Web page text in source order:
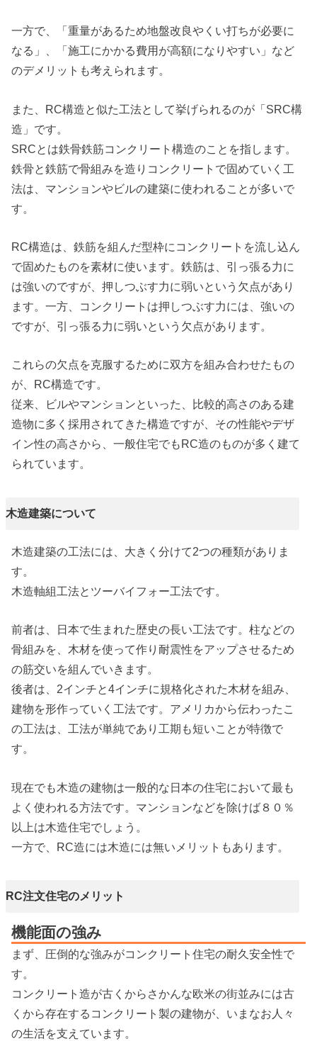
一方で、「重量があるため地盤改良やくい打ちが必要に
なる」、「施工にかかる費用が高額になりやすい」など
のデメリットも考えられます。
また、RC構造と似た工法として挙げられるのが「SRC構
造」です。
SRCとは鉄骨鉄筋コンクリート構造のことを指します。
鉄骨と鉄筋で骨組みを造りコンクリートで固めていく工
法は、マンションやビルの建築に使われることが多いで
す。
RC構造は、鉄筋を組んだ型枠にコンクリートを流し込ん
で固めたものを素材に使います。鉄筋は、引っ張る力に
は強いのですが、押しつぶす力に弱いという欠点があり
ます。一方、コンクリートは押しつぶす力には、強いの
ですが、引っ張る力に弱いという欠点があります。
これらの欠点を克服するために双方を組み合わせたもの
が、RC構造です。
従来、ビルやマンションといった、比較的高さのある建
造物に多く採用されてきた構造ですが、その性能やデザ
イン性の高さから、一般住宅でもRC造のものが多く建て
られています。
木造建築について
木造建築の工法には、大きく分けて2つの種類がありま
す。
木造軸組工法とツーバイフォー工法です。
前者は、日本で生まれた歴史の長い工法です。柱などの
骨組みを、木材を使って作り耐震性をアップさせるため
の筋交いを組んでいきます。
後者は、2インチと4インチに規格化された木材を組み、
建物を形作っていく工法です。アメリカから伝わったこ
の工法は、工法が単純であり工期も短いことが特徴で
す。
現在でも木造の建物は一般的な日本の住宅において最も
よく使われる方法です。マンションなどを除けば８０％
以上は木造住宅でしょう。
一方で、RC造には木造には無いメリットもあります。
RC注文住宅のメリット
機能面の強み
まず、圧倒的な強みがコンクリート住宅の耐久安全性で
す。
コンクリート造が古くからさかんな欧米の街並みには古
くから存在するコンクリート製の建物が、いまなお人々
の生活を支えています。